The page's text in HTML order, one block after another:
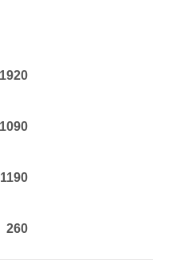
1920
1090
1190
260